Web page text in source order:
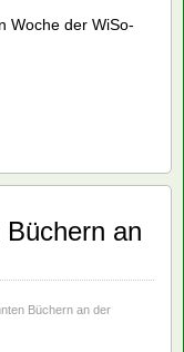
Woche der WiSo-
an
Büchern an der